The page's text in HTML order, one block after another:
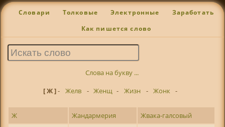
Словари Толковые Электронные Заработать
Как пишется слово
Слова на букву ...
[ Ж ]- Желв - Женщ - Жизн - Жонк -
Ж Жандармерия
Жвака-галсовый